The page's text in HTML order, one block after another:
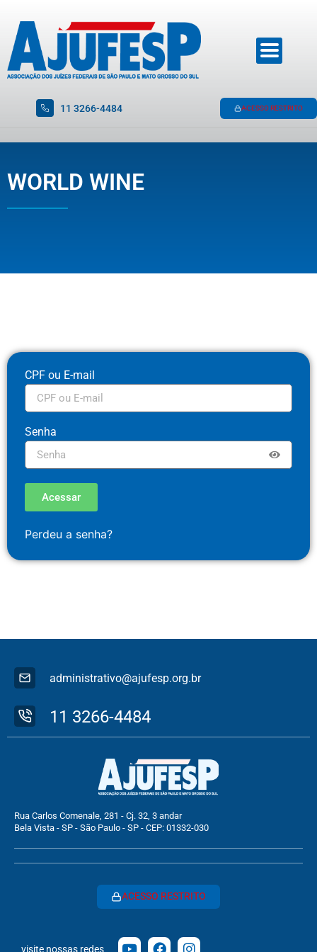
11 3266-4484 ACESSO RESTRITO
WORLD WINE
CPF ou E-mail
Senha
Acessar
Perdeu a senha?
administrativo@ajufesp.org.br
11 3266-4484
Rua Carlos Comenale, 281 - Cj. 32, 3 andar
Bela Vista - SP - São Paulo - SP - CEP: 01332-030
ACESSO RESTRITO